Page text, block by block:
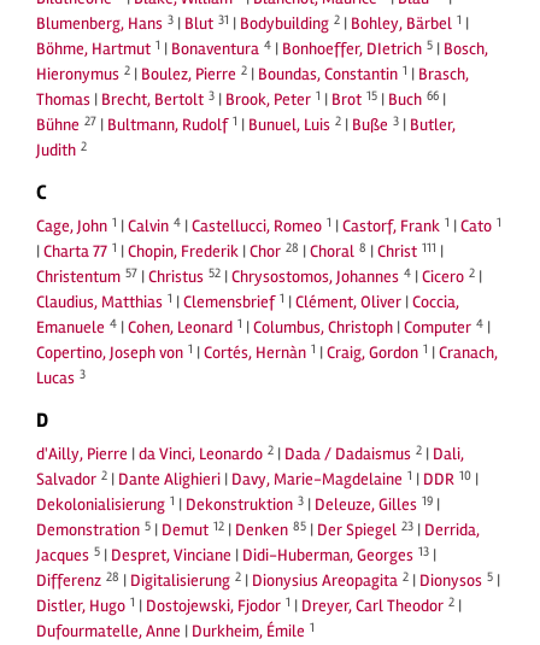
Blumenberg, Hans 3 | Blut 31 | Bodybuilding 2 | Bohley, Bärbel 1 |
Böhme, Hartmut 1 | Bonaventura 4 | Bonhoeffer, DIetrich 5 | Bosch,
Hieronymus 2 | Boulez, Pierre 2 | Boundas, Constantin 1 | Brasch,
Thomas | Brecht, Bertolt 3 | Brook, Peter 1 | Brot 15 | Buch 66 |
Bühne 27 | Bultmann, Rudolf 1 | Bunuel, Luis 2 | Buße 3 | Butler,
Judith 2
C
Cage, John 1 |Calvin 4 |Castellucci, Romeo 1 |Castorf, Frank 1 |Cato 1
|Charta 77 1 |Chopin, Frederik |Chor 28 |Choral 8 |Christ 111 |
Christentum 57 |Christus 52 |Chrysostomos, Johannes 4 |Cicero 2 |
Claudius, Matthias 1 |Clemensbrief 1 |Clément, Oliver |Coccia,
Emanuele 4 |Cohen, Leonard 1 |Columbus, Christoph |Computer 4 |
Copertino, Joseph von 1 |Cortés, Hernàn 1 |Craig, Gordon 1 |Cranach,
Lucas 3
D
d'Ailly, Pierre |da Vinci, Leonardo 2 | Dada / Dadaismus 2 | Dali,
Salvador 2 | Dante Alighieri | Davy, Marie-Magdelaine 1 | DDR 10 |
Dekolonialisierung 1 | Dekonstruktion 3 | Deleuze, Gilles 19 |
Demonstration 5 | Demut 12 | Denken 85 | Der Spiegel 23 | Derrida,
Jacques 5 | Despret, Vinciane | Didi-Huberman, Georges 13 |
Differenz 28 | Digitalisierung 2 | Dionysius Areopagita 2 | Dionysos 5 |
Distler, Hugo 1 | Dostojewski, Fjodor 1 | Dreyer, Carl Theodor 2 |
Dufourmatelle, Anne | Durkheim, Émile 1